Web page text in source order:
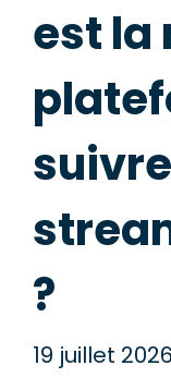
est la
?
19 juillet 2026